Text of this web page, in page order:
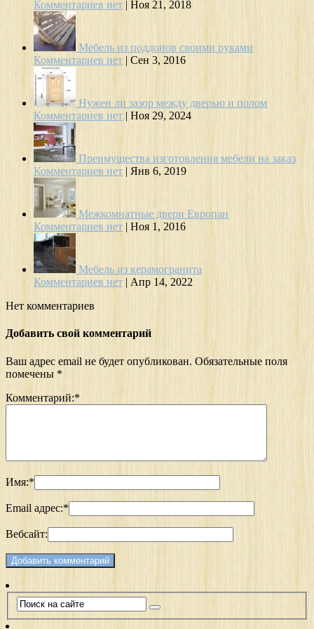
Комментариев нет | Ноя 21, 2018
Мебель из поддонов своими руками
Комментариев нет | Сен 3, 2016
Нужен ли зазор между дверью и полом
Комментариев нет | Ноя 29, 2024
Преимущества изготовления мебели на заказ
Комментариев нет | Янв 6, 2019
Межкомнатные двери Европан
Комментариев нет | Ноя 1, 2016
Мебель из керамогранита
Комментариев нет | Апр 14, 2022
Нет комментариев
Добавить свой комментарий
Ваш адрес email не будет опубликован. Обязательные поля
помечены *
Комментарий:*
Имя:*
Email адрес:*
Вебсайт: